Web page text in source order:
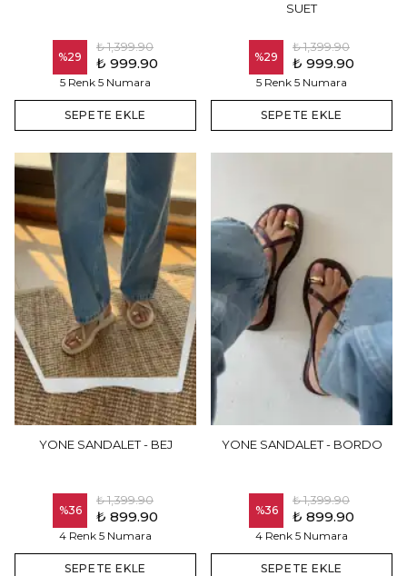
%29
₺ 1,399.90
₺ 999.90
5 Renk 5 Numara
SEPETE EKLE
SUET
%29
₺ 1,399.90
₺ 999.90
5 Renk 5 Numara
SEPETE EKLE
YONE SANDALET - BEJ
%36
₺ 1,399.90
₺ 899.90
4 Renk 5 Numara
SEPETE EKLE
YONE SANDALET - BORDO
%36
₺ 1,399.90
₺ 899.90
4 Renk 5 Numara
SEPETE EKLE